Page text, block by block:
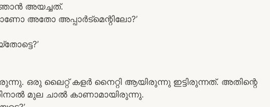
ഞാൻ അയച്ചത്.
അതോ അപ്പാർട്മെന്റിലോ?’
ഒരു ലൈറ്റ് കളർ നൈറ്റി ആയിരുന്നു ഇട്ടിരുന്നത്. അതിന്റെ
മുല ചാൽ കാണാമായിരുന്നു.